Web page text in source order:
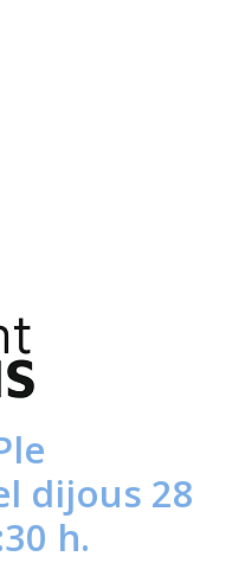
dijous 28
h.